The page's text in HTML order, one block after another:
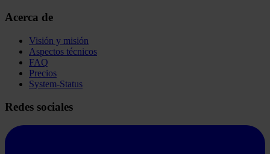
Acerca de
Visión y misión
Aspectos técnicos
FAQ
Precios
System-Status
Redes sociales